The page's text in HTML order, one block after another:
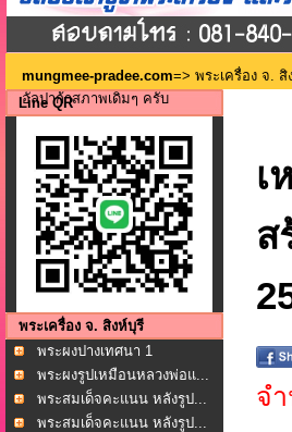
mungmee-pradee.com=> พระเครื่อง จ. สิ
อัลปาก้าสภาพเดิมๆ ครับ
Line QR
พระเครื่อง จ. สิงห์บุรี
พระผงปางเทศนา 1
ศตวรรษ...
พระผงรูปเหมือนหลวงพ่อแ...
พระสมเด็จคะแนน หลังรูป...
พระสมเด็จคะแนน หลังรูป...
เ
ส
จ